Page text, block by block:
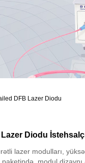
DFB Lazer Diodu
Diodu
lazer modulları,